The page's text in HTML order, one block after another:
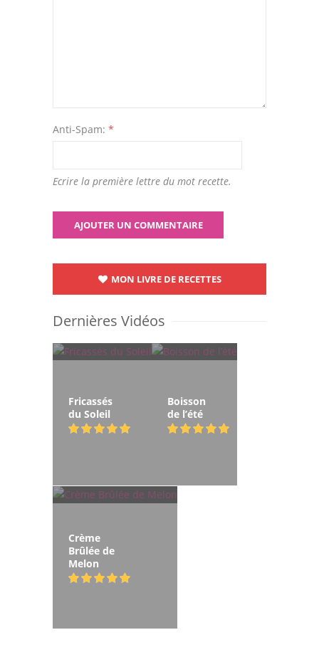
Anti-Spam: *
Ecrire la première lettre du mot recette.
MON LIVRE DE RECETTES
Dernières Vidéos
Fricassés
du Soleil
Boisson
de l’été
Crème
Brûlée de
Melon